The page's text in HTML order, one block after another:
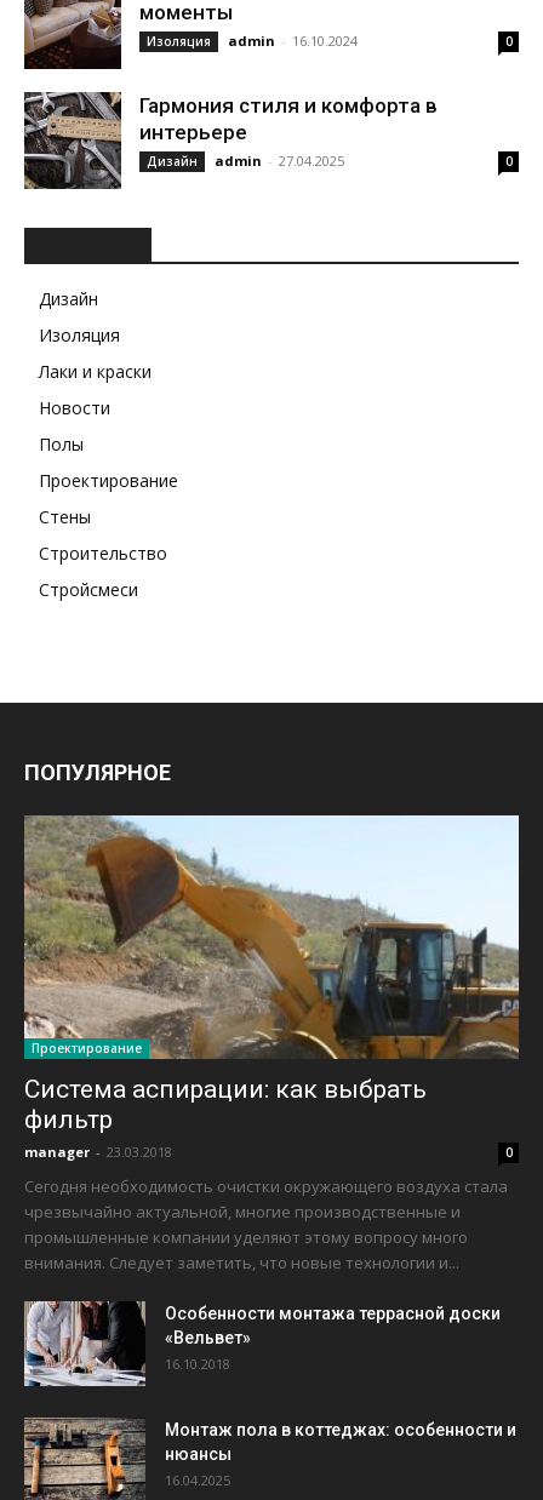
моменты
Изоляция admin - 16.10.2024 0
Гармония стиля и комфорта в
интерьере
Дизайн admin - 27.04.2025 0
Дизайн
Изоляция
Лаки и краски
Новости
Полы
Проектирование
Стены
Строительство
Стройсмеси
ПОПУЛЯРНОЕ
Проектирование
Система аспирации: как выбрать
фильтр
manager - 23.03.2018 0
Сегодня необходимость очистки окружающего воздуха стала
чрезвычайно актуальной, многие производственные и
промышленные компании уделяют этому вопросу много
внимания. Следует заметить, что новые технологии и...
Особенности монтажа террасной доски
«Вельвет»
16.10.2018
Монтаж пола в коттеджах: особенности и
нюансы
16.04.2025